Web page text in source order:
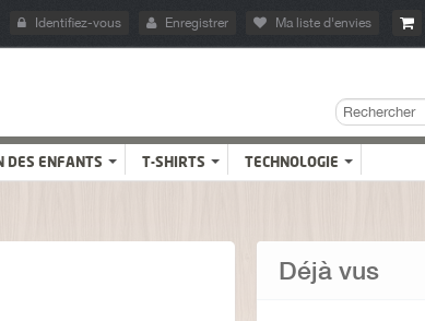
Identifiez-vous Enregistrer Ma liste d'envies
DES ENFANTS T-SHIRTS TECHNOLOGIE
Déjà vus